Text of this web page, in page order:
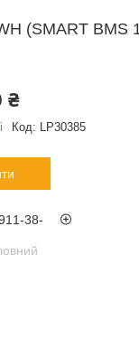
(SMART BMS
₴
Код: LP30385
38-